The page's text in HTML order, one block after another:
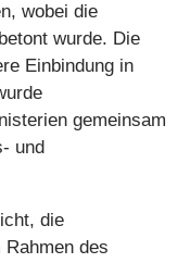
wobei die
wurde. Die
Einbindung in
gemeinsam
und
die
des